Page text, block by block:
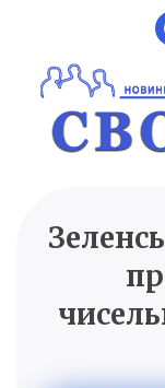
content
Новини